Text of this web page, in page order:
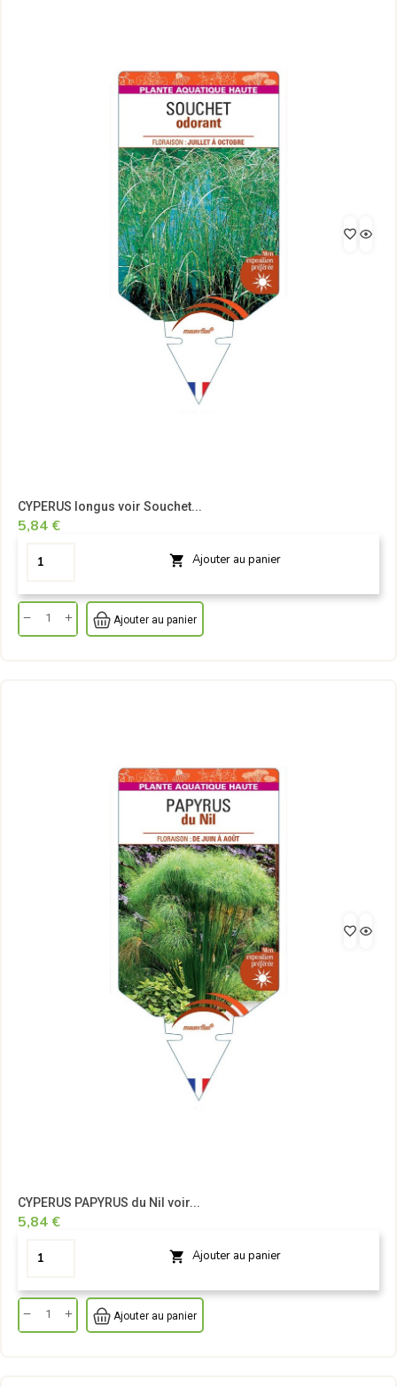
CYPERUS longus voir Souchet...
5,84 €
 Ajouter au panier
Ajouter au panier
CYPERUS PAPYRUS du Nil voir...
5,84 €
 Ajouter au panier
Ajouter au panier